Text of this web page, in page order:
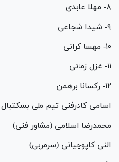
۸- مهلا عابدی
۹- شیدا شجاعی
۱۰- ⁠مهسا کرانی
۱۱- غزل زمانی
۱۲- رکسانا برهمن
اسامی کادرفنی تیم ملی
محمدرضا اسلامی (مشاور فنی)
النی کاپوچیانی (سرمربی)